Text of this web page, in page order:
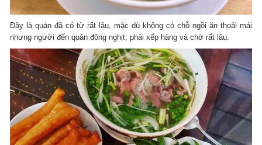
Đây là quán đã có từ rất lâu, mặc dù không có chỗ ngồi ăn thoải mái
nhưng người đến quán đông nghịt, phải xếp hàng và chờ rất lâu.